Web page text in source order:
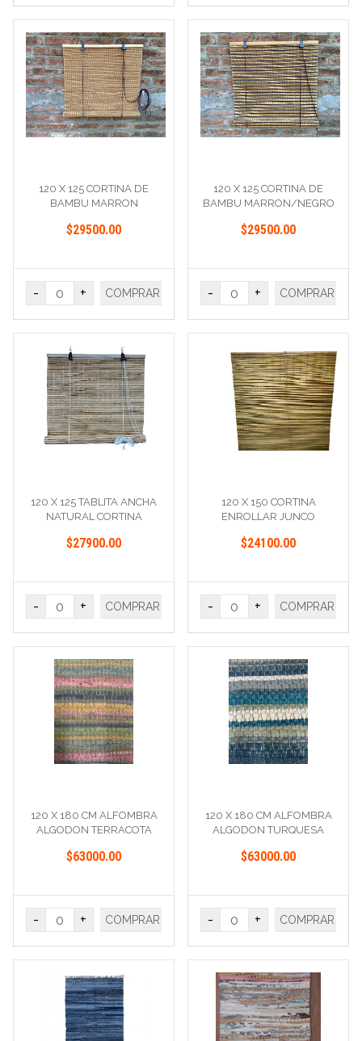
120 X 125 CORTINA DE
BAMBU MARRON
$29500.00
- + COMPRAR
120 X 125 CORTINA DE
BAMBU MARRON/NEGRO
$29500.00
- + COMPRAR
120 X 125 TABLITA ANCHA
NATURAL CORTINA
$27900.00
- + COMPRAR
120 X 150 CORTINA
ENROLLAR JUNCO
$24100.00
- + COMPRAR
120 X 180 CM ALFOMBRA
ALGODON TERRACOTA
$63000.00
- + COMPRAR
120 X 180 CM ALFOMBRA
ALGODON TURQUESA
$63000.00
- + COMPRAR